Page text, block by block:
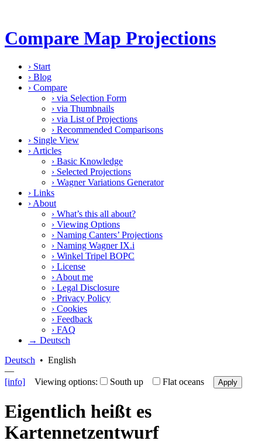
Compare Map Projections
› Start
› Blog
› Compare
› via Selection Form
› via Thumbnails
› via List of Projections
› Recommended Comparisons
› Single View
› Articles
› Basic Knowledge
› Selected Projections
› Wagner Variations Generator
› Links
› About
› What’s this all about?
› Viewing Options
› Naming Canters’ Projections
› Naming Wagner IX.i
› Winkel Tripel BOPC
› License
› About me
› Legal Disclosure
› Privacy Policy
› Cookies
› Feedback
› FAQ
→ Deutsch
Deutsch • English
—
[info] Viewing options: South up Flat oceans Apply
Eigentlich heißt es
Kartennetzentwurf